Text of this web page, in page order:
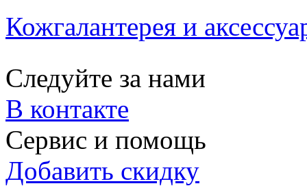
Кожгалантерея и
Следуйте за нами
В контакте
Сервис и помощь
Добавить скидку